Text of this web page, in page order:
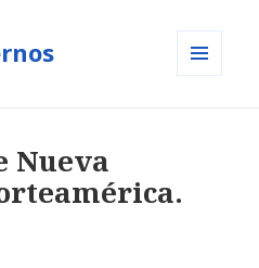
Nueva